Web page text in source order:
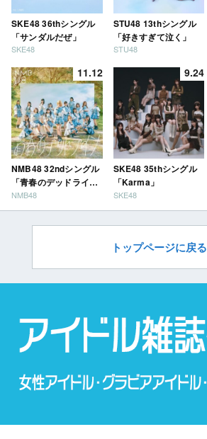
SKE48 36thシングル
「サンダルだぜ」
SKE48
STU48 13thシングル
「好きすぎて泣く」
STU48
11.12
NMB48 32ndシングル
「青春のデッドライ
ン」
NMB48
9.24
SKE48 35thシングル
「Karma」
SKE48
トップページに戻る